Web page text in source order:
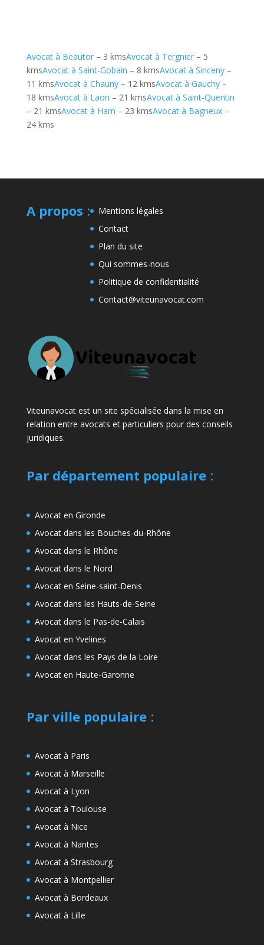
Avocat à Beautor– 3 kmsAvocat à Tergnier– 5
kmsAvocat à Saint-Gobain – 8 kmsAvocat à Sinceny–
11 kmsAvocat à Chauny– 12 kmsAvocat à Gauchy–
18 kmsAvocat à Laon – 21 kmsAvocat à Saint-Quentin
– 21 kmsAvocat à Ham – 23 kmsAvocat à Bagneux–
24 kms
A propos :
Mentions légales
Contact
Plan du site
Qui sommes-nous
Politique de confidentialité
Contact@viteunavocat.com
Viteunavocat est un site spécialisée dans la mise en
relation entre avocats et particuliers pour des conseils
juridiques.
Par département populaire:
Avocat en Gironde
Avocat dans les Bouches-du-Rhône
Avocat dans le Rhône
Avocat dans le Nord
Avocat en Seine-saint-Denis
Avocat dans les Hauts-de-Seine
Avocat dans le Pas-de-Calais
Avocat en Yvelines
Avocat dans les Pays de la Loire
Avocat en Haute-Garonne
Par ville populaire:
Avocat à Paris
Avocat à Marseille
Avocat à Lyon
Avocat à Toulouse
Avocat à Nice
Avocat à Nantes
Avocat à Strasbourg
Avocat à Montpellier
Avocat à Bordeaux
Avocat à Lille